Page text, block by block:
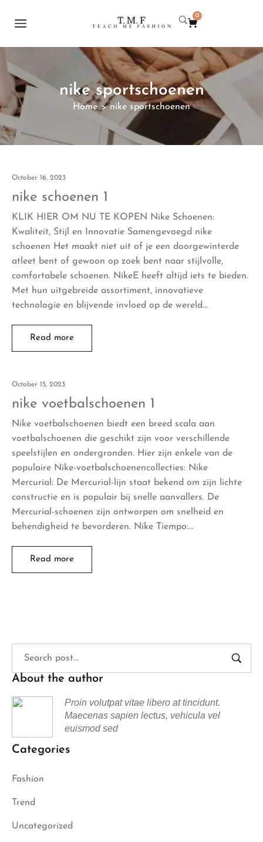
0
nike sportschoenen
Home > nike sportschoenen
October 16, 2023
nike schoenen 1
KLIK HIER OM NU TE KOPEN Nike Schoenen:
Kwaliteit, Stijl en Innovatie Samengevoegd nike
schoenen Het maakt niet uit of je een doorgewinterde
atleet bent of gewoon op zoek bent naar stijlvolle,
comfortabele schoenen. NikeE heeft altijd iets te bieden.
Met hun uitgebreide assortiment, innovatieve
technologie en blijvende invloed op de wereld…
Read more
October 15, 2023
nike voetbalschoenen 1
Nike voetbalschoenen biedt een breed scala aan
voetbalschoenen die geschikt zijn voor verschillende
speelstijlen en ondergronden. Hier zijn enkele van de
populaire Nike-voetbalschoenencollecties: Nike
Mercurial: De Mercurial-lijn staat bekend om zijn lichte
constructie en is populair bij snelle aanvallers. De
Mercurial-schoenen zijn ontworpen om snelheid en
behendigheid te bevorderen. Nike Tiempo:…
Read more
About the author
Proin volutpat vitae libero at tincidunt.
Maecenas sapien lectus, vehicula vel
euismod sed
Categories
Fashion
Trend
Uncategorized